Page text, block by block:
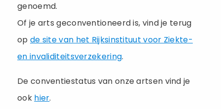
genoemd.
Of je arts geconventioneerd is, vind je terug
op de site van het Rijksinstituut voor Ziekte-
en invaliditeitsverzekering.
De conventiestatus van onze artsen vind je
ook hier.